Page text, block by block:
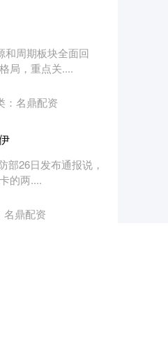
和周期板块全面回
局，重点关....
： 名鼎配资
部26日发布通报说，
的两....
名鼎配资